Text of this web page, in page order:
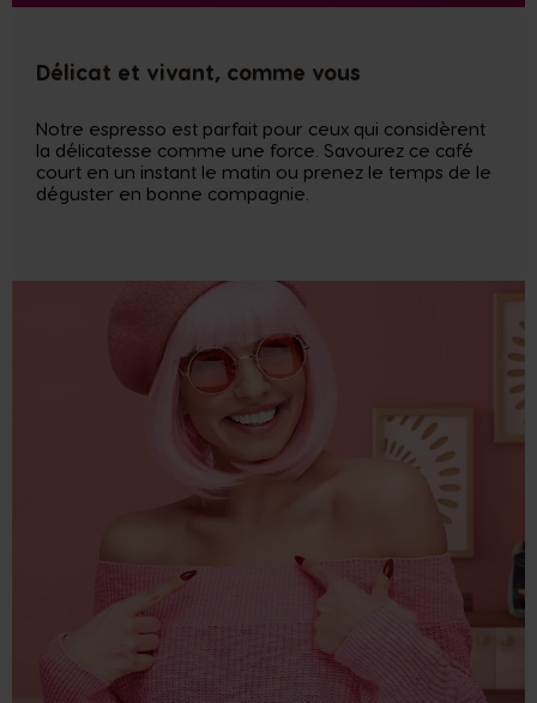
Délicat et vivant, comme vous
Notre espresso est parfait pour ceux qui considèrent
la délicatesse comme une force. Savourez ce café
court en un instant le matin ou prenez le temps de le
déguster en bonne compagnie.